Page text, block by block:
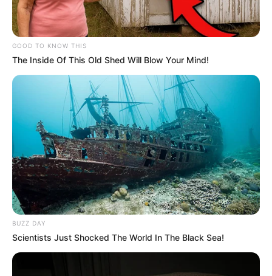
(foto: instagram/audreyffreal)
2. Bermain gamememang hobi masa kecilnya, sekarang ia
telah menjadigamerprofesional
GOOD TO KNOW THIS
The Inside Of This Old Shed Will Blow Your Mind!
BUZZ DAY
Scientists Just Shocked The World In The Black Sea!